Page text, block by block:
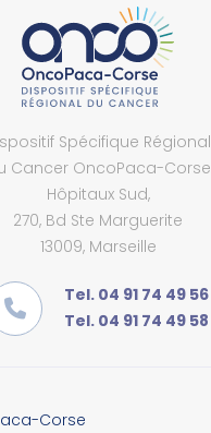
Spécifique Régional
Cancer OncoPaca-Corse
Hôpitaux Sud,
270, Bd Ste Marguerite
13009, Marseille
Tel. 04 91 74 49 56
Tel. 04 91 74 49 58
Corse